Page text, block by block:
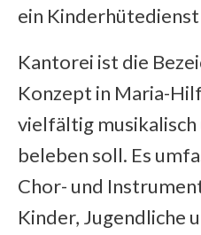
ein
Kantorei ist die
Konzept in Maria-
vielfältig
beleben soll. Es
Chor- und
Kinder, Jugendliche